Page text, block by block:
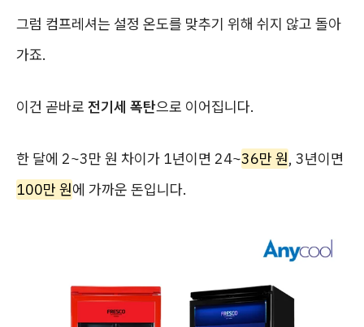
그럼 컴프레셔는 설정 온도를 맞추기 위해 쉬지 않고 돌아
가죠.
이건 곧바로 전기세 폭탄으로 이어집니다.
한 달에 2~3만 원 차이가 1년이면 24~36만 원, 3년이면
100만 원에 가까운 돈입니다.